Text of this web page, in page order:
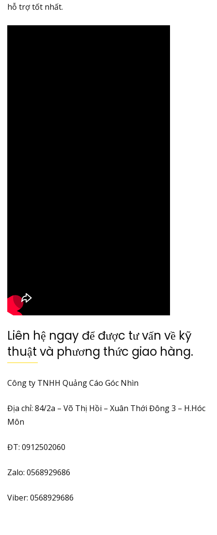
hỗ trợ tốt nhất.
Liên hệ ngay để được tư vấn về kỹ
thuật và phương thức giao hàng.
Công ty TNHH Quảng Cáo Góc Nhìn
Địa chỉ: 84/2a – Võ Thị Hồi – Xuân Thới Đông 3 – H.Hóc
Môn
ĐT: 0912502060
Zalo: 0568929686
Viber: 0568929686